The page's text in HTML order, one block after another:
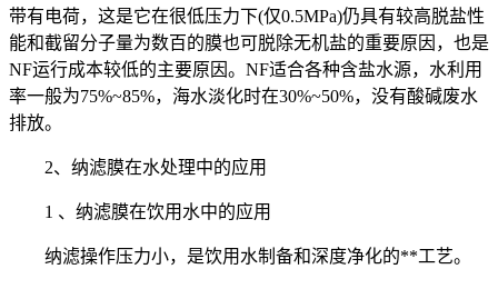
带有电荷，这是它在很低压力下(仅0.5MPa)仍具有较高脱盐性
能和截留分子量为数百的膜也可脱除无机盐的重要原因，也是
NF运行成本较低的主要原因。NF适合各种含盐水源，水利用
率一般为75%~85%，海水淡化时在30%~50%，没有酸碱废水
排放。
2、纳滤膜在水处理中的应用
1 、纳滤膜在饮用水中的应用
纳滤操作压力小，是饮用水制备和深度净化的**工艺。